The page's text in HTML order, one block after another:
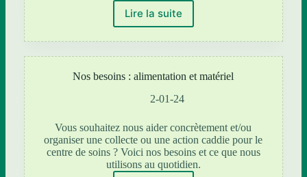
Lire la suite
LA
MOBILE”
est
arrivée
!
Nos besoins : alimentation et matériel
2-01-24
Vous souhaitez nous aider concrètement et/ou
organiser une collecte ou une action caddie pour le
centre de soins ? Voici nos besoins et ce que nous
utilisons au quotidien.